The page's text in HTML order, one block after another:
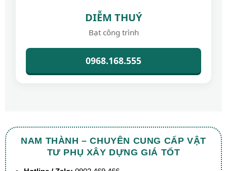
DIỄM THUÝ
Bạt công trình
0968.168.555
NAM THÀNH – CHUYÊN CUNG CẤP VẬT
TƯ PHỤ XÂY DỰNG GIÁ TỐT